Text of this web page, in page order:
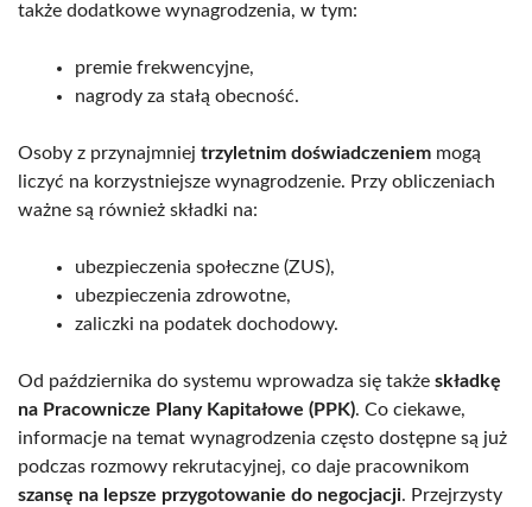
także dodatkowe wynagrodzenia, w tym:
premie frekwencyjne,
nagrody za stałą obecność.
Osoby z przynajmniej trzyletnim doświadczeniem mogą
liczyć na korzystniejsze wynagrodzenie. Przy obliczeniach
ważne są również składki na:
ubezpieczenia społeczne (ZUS),
ubezpieczenia zdrowotne,
zaliczki na podatek dochodowy.
Od października do systemu wprowadza się także składkę
na Pracownicze Plany Kapitałowe (PPK). Co ciekawe,
informacje na temat wynagrodzenia często dostępne są już
podczas rozmowy rekrutacyjnej, co daje pracownikom
szansę na lepsze przygotowanie do negocjacji. Przejrzysty